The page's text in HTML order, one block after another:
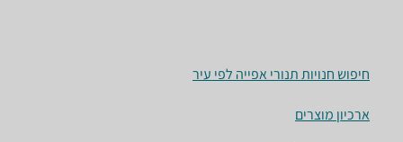
חיפוש חנויות תנורי אפייה לפי עיר
ארכיון מוצרים